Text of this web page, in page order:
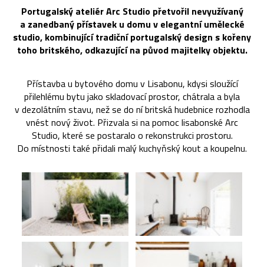
Portugalský ateliér Arc Studio přetvořil nevyužívaný
a zanedbaný přístavek u domu v elegantní umělecké
studio, kombinující tradiční portugalský design s kořeny
toho britského, odkazující na původ majitelky objektu.
Přístavba u bytového domu v Lisabonu, kdysi sloužící
přilehlému bytu jako skladovací prostor, chátrala a byla
v dezolátním stavu, než se do ní britská hudebnice rozhodla
vnést nový život. Přizvala si na pomoc lisabonské Arc
Studio, které se postaralo o rekonstrukci prostoru.
Do místnosti také přidali malý kuchyňský kout a koupelnu.